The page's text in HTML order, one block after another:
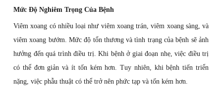
Mức Độ Nghiêm Trọng Của Bệnh
Viêm xoang có nhiều loại như viêm xoang trán, viêm xoang sàng, và
viêm xoang bướm. Mức độ tổn thương và tình trạng của bệnh sẽ ảnh
hưởng đến quá trình điều trị. Khi bệnh ở giai đoạn nhẹ, việc điều trị
có thể đơn giản và ít tốn kém hơn. Tuy nhiên, khi bệnh tiến triển
nặng, việc phẫu thuật có thể trở nên phức tạp và tốn kém hơn.